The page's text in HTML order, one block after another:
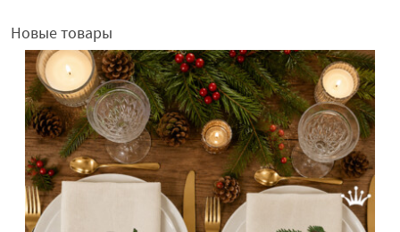
Новые товары